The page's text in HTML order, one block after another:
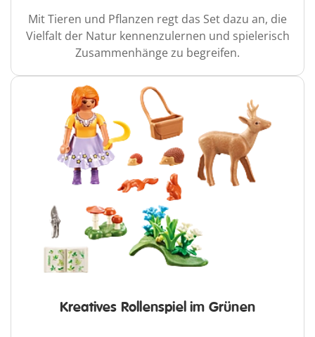
Mit Tieren und Pflanzen regt das Set dazu an, die
Vielfalt der Natur kennenzulernen und spielerisch
Zusammenhänge zu begreifen.
Kreatives Rollenspiel im Grünen